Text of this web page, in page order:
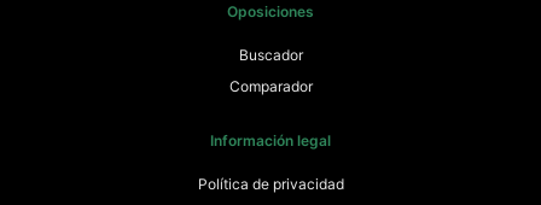
Oposiciones
Buscador
Comparador
Información legal
Política de privacidad